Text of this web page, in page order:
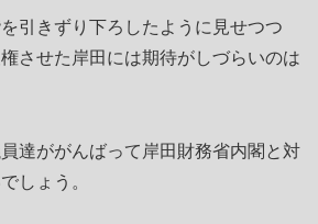
引きずり下ろしたように見せつつ
させた岸田には期待がしづらいのは
達ががんばって岸田財務省内閣と対
しょう。